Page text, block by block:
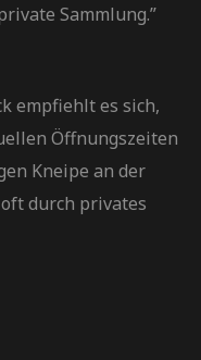
Sammlung.”
empfiehlt es sich,
Öffnungszeiten
Kneipe an der
durch privates